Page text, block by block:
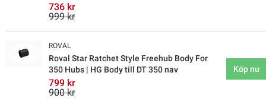
736 kr
999 kr
ROVAL
Roval Star Ratchet Style Freehub Body For
350 Hubs | HG Body till DT 350 nav
799 kr
900 kr
Köp nu